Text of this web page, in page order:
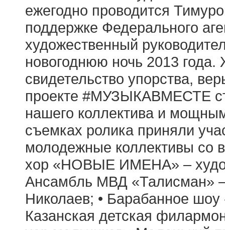
ежегодно проводится
поддержке Федерального
художественный
новогоднюю ночь 2013 года.
свидетельство упорства,
проекте #МУЗЫКАВМЕСТЕ
нашего коллектива и
съемках ролика приняли
молодежные коллективы со
хор «НОВЫЕ ИМЕНА» –
Ансамбль МВД «Талисман»
Николаев; • Барабанное
Казанская детская